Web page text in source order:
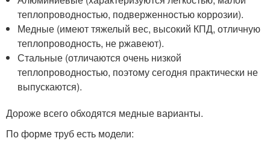
теплопроводностью, подверженностью коррозии).
Медные (имеют тяжелый вес, высокий КПД, отличную
теплопроводность, не ржавеют).
Стальные (отличаются очень низкой
теплопроводностью, поэтому сегодня практически не
выпускаются).
Дороже всего обходятся медные варианты.
По форме труб есть модели: